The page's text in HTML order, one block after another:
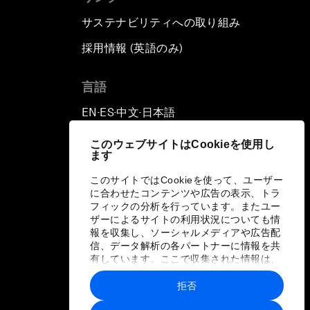
このウェブサイトはCookieを使用し
ます
このサイトではCookieを使って、ユーザー
に合わせたコンテンツや広告の表示、トラ
フィックの分析を行っています。またユー
ザーによるサイトの利用状況についても情
報を収集し、ソーシャルメディアや広告配
信、データ解析の各パートナーに情報を共
有しています。ここで収集された情報は、
ユーザーが各パートナーに提供した他の情
報や各パートナーのサービスを使用した際
に収集された情報と組み合わされ、各パー
拒否
サステナビリティへの取り組み
採用情報 (英語のみ)
言語
EN ▪ ES▪中文▪ 日本語